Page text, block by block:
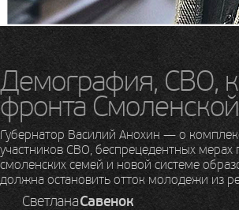
Демография, СВО,
фронта
Губернатор Василий Анохин — о
участников СВО, беспрецедентных
смоленских семей и новой системе
должна остановить отток молодежи из
СветланаСавенок